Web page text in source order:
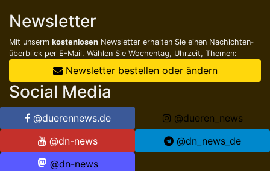
Newsletter
Mit unserm kostenlosen Newsletter erhalten Sie einen Nachichten­
überblick per E-Mail. Wählen Sie Wochentag, Uhrzeit, Themen:
Newsletter bestellen oder ändern
Social Media
@duerennews.de
@dueren_news
@dn-news
@dn_news_de
@dn-news